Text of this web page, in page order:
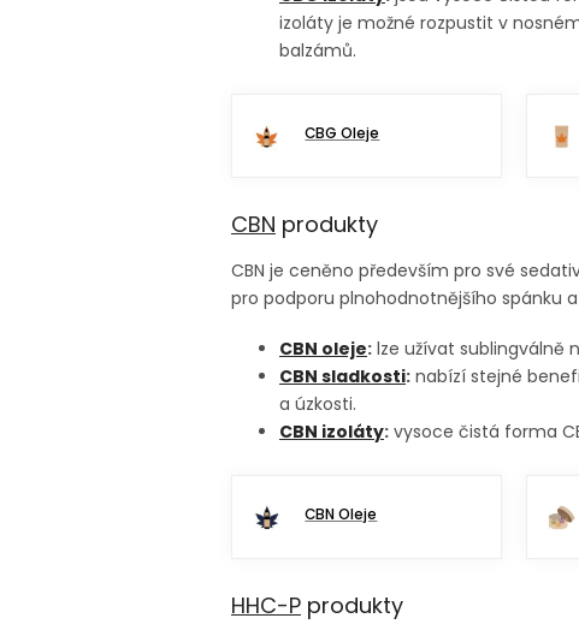
izoláty je možné rozpustit v
balzámů.
CBG Oleje
CBN produkty
CBN je ceněno především pro své
pro podporu plnohodnotnějšího spánku
CBN oleje: lze užívat sublingválně
CBN sladkosti: nabízí stejné
a úzkosti.
CBN izoláty: vysoce čistá forma
CBN Oleje
HHC-P produkty